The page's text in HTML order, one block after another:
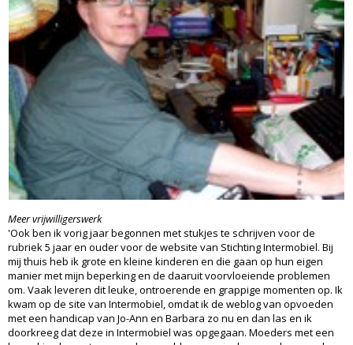
Meer vrijwilligerswerk
'Ook ben ik vorig jaar begonnen met stukjes te schrijven voor de
rubriek 5 jaar en ouder voor de website van Stichting Intermobiel. Bij
mij thuis heb ik grote en kleine kinderen en die gaan op hun eigen
manier met mijn beperking en de daaruit voorvloeiende problemen
om. Vaak leveren dit leuke, ontroerende en grappige momenten op. Ik
kwam op de site van Intermobiel, omdat ik de weblog van opvoeden
met een handicap van Jo-Ann en Barbara zo nu en dan las en ik
doorkreeg dat deze in Intermobiel was opgegaan. Moeders met een